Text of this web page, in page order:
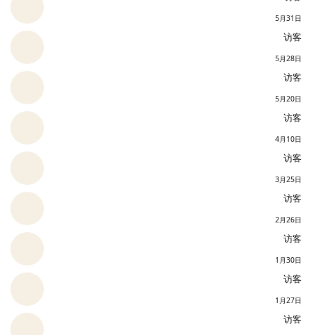
5月31日
访客
5月28日
访客
5月20日
访客
4月10日
访客
3月25日
访客
2月26日
访客
1月30日
访客
1月27日
访客